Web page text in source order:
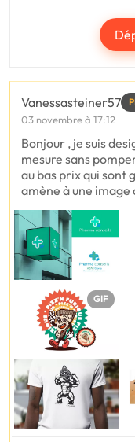
Vanessasteiner57
03 novembre à 17:12
Bonjour , je suis
mesure sans
au bas prix qui sont
amène à une image
GIF